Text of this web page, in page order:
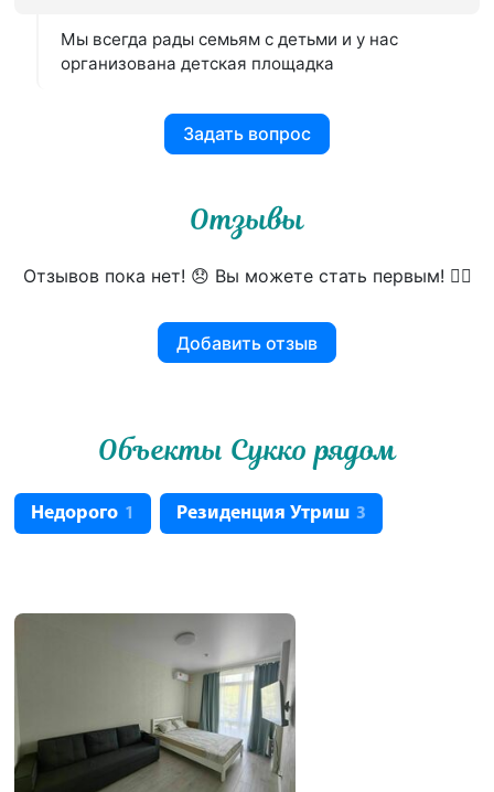
Мы всегда рады семьям с детьми и у нас
организована детская площадка
Задать вопрос
Отзывы
Отзывов пока нет! 😞 Вы можете стать первым! 👍🏻
Добавить отзыв
Объекты Сукко рядом
Недорого 1 Резиденция Утриш 3